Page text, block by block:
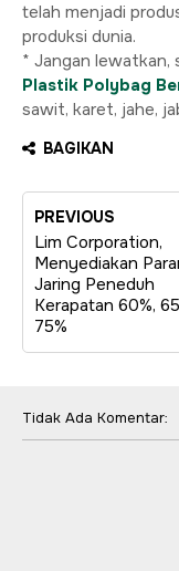
telah menjadi
produksi dunia.
* Jangan lewatkan,
Plastik Polybag
sawit, karet, jahe,
BAGIKAN
PREVIOUS
Lim Corporation,
Menyediakan
Jaring Peneduh
Kerapatan 60%,
75%
Tidak Ada Komentar: